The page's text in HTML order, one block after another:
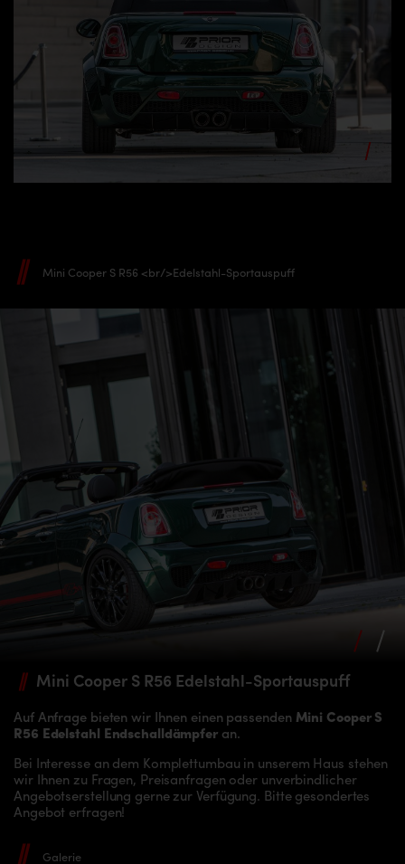
Mini Cooper S R56 <br/>Edelstahl-Sportauspuff
Mini Cooper S R56 Edelstahl-Sportauspuff
Auf Anfrage bieten wir Ihnen einen passenden Mini Cooper S
R56 Edelstahl Endschalldämpfer an.
Bei Interesse an dem Komplettumbau in unserem Haus stehen
wir Ihnen zu Fragen, Preisanfragen oder unverbindlicher
Angebotserstellung gerne zur Verfügung. Bitte gesondertes
Angebot erfragen!
Galerie